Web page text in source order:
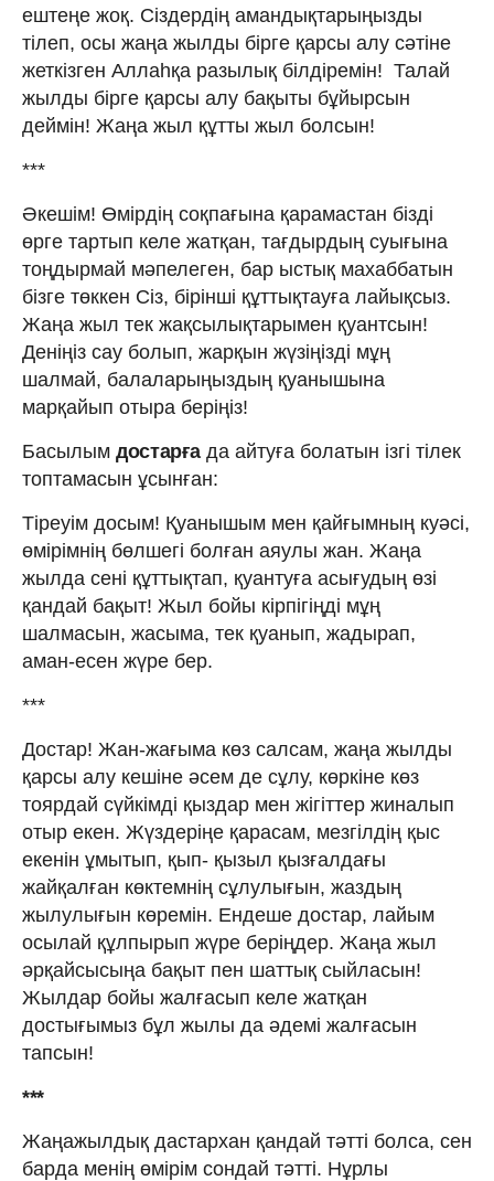
ештеңе жоқ. Сіздердің амандықтарыңызды
тілеп, осы жаңа жылды бірге қарсы алу сәтіне
жеткізген Аллаһқа разылық білдіремін! Талай
жылды бірге қарсы алу бақыты бұйырсын
деймін! Жаңа жыл құтты жыл болсын!
***
Әкешім! Өмірдің соқпағына қарамастан бізді
өрге тартып келе жатқан, тағдырдың суығына
тоңдырмай мәпелеген, бар ыстық махаббатын
бізге төккен Сіз, бірінші құттықтауға лайықсыз.
Жаңа жыл тек жақсылықтарымен қуантсын!
Деніңіз сау болып, жарқын жүзіңізді мұң
шалмай, балаларыңыздың қуанышына
марқайып отыра беріңіз!
Басылым достарға да айтуға болатын ізгі тілек
топтамасын ұсынған:
Тіреуім досым! Қуанышым мен қайғымның куәсі,
өмірімнің бөлшегі болған аяулы жан. Жаңа
жылда сені құттықтап, қуантуға асығудың өзі
қандай бақыт! Жыл бойы кірпігіңді мұң
шалмасын, жасыма, тек қуанып, жадырап,
аман-есен жүре бер.
***
Достар! Жан-жағыма көз салсам, жаңа жылды
қарсы алу кешіне әсем де сұлу, көркіне көз
тоярдай сүйкімді қыздар мен жігіттер жиналып
отыр екен. Жүздеріңе қарасам, мезгілдің қыс
екенін ұмытып, қып- қызыл қызғалдағы
жайқалған көктемнің сұлулығын, жаздың
жылулығын көремін. Ендеше достар, лайым
осылай құлпырып жүре беріңдер. Жаңа жыл
әрқайсысыңа бақыт пен шаттық сыйласын!
Жылдар бойы жалғасып келе жатқан
достығымыз бұл жылы да әдемі жалғасын
тапсын!
***
Жаңажылдық дастархан қандай тәтті болса, сен
барда менің өмірім сондай тәтті. Нұрлы